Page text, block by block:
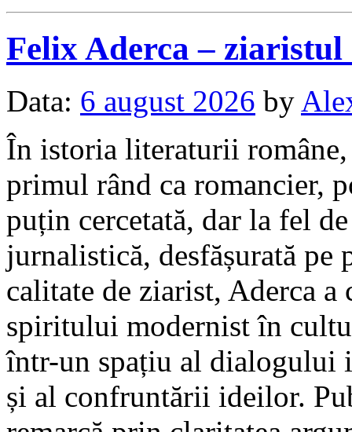
Felix Aderca –
Data: 6 august 2026 by
În istoria literaturii
primul rând ca romancier,
puțin cercetată, dar la fel
jurnalistică, desfășurată pe
calitate de ziarist, Aderca
spiritului modernist în
într-un spațiu al dialogului
și al confruntării ideilor.